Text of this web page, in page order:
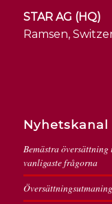
STAR AG (HQ)
Ramsen,
Nyhetskanal
Bemästra
vanligaste frågorna